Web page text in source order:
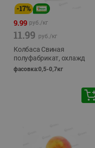
-17%
9.99 руб./кг
11.99 руб./кг
Колбаса Свиная
полуфабрикат, охлажд
фасовка:0,5-0,7кг